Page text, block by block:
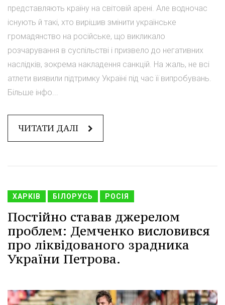
представляють країну на світовій арені. Але водночас
існують й такі, хто вирішив змінити українське
громадянство на російське, що викликало
розчарування в суспільстві і призвело до негативних
наслідків, зокрема накладення санкцій. На жаль, не всі
атлети виявили підтримку Україні під час її випробувань.
Більше інфо...
ЧИТАТИ ДАЛІ
ХАРКІВ БІЛОРУСЬ РОСІЯ
Постійно ставав джерелом
проблем: Демченко висловився
про ліквідованого зрадника
України Петрова.